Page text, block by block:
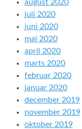
august 2020
juli 2020
juni 2020
maj 2020
april 2020
marts 2020
februar 2020
januar 2020
december 2019
november 2019
oktober 2019